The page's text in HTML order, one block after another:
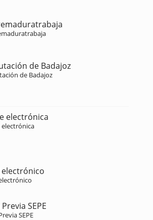
de Badajoz
de Badajoz
electrónica
electrónica
electrónico
SEPE
SEPE